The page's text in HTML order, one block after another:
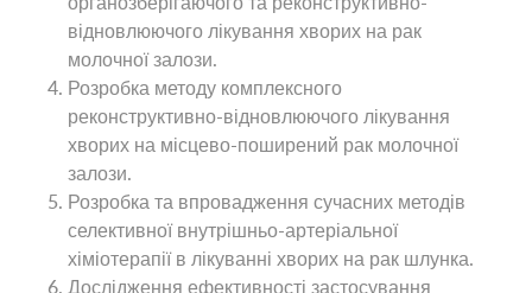
відновлюючого лікування хворих на рак
молочної залози.
Розробка методу комплексного
реконструктивно-відновлюючого лікування
хворих на місцево-поширений рак молочної
залози.
Розробка та впровадження сучасних методів
селективної внутрішньо-артеріальної
хіміотерапії в лікуванні хворих на рак шлунка.
Дослідження ефективності застосування